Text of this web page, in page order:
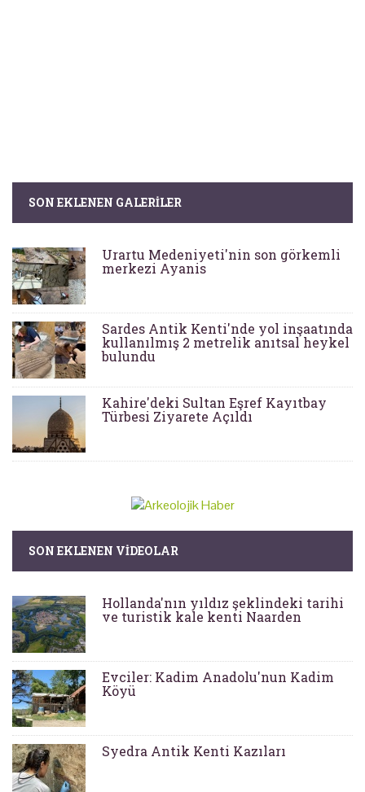
SON EKLENEN GALERILER
Urartu Medeniyeti'nin son görkemli
merkezi Ayanis
Sardes Antik Kenti'nde yol inşaatında
kullanılmış 2 metrelik anıtsal heykel
bulundu
Kahire'deki Sultan Eşref Kayıtbay
Türbesi Ziyarete Açıldı
SON EKLENEN VIDEOLAR
Hollanda'nın yıldız şeklindeki tarihi
ve turistik kale kenti Naarden
Evciler: Kadim Anadolu'nun Kadim
Köyü
Syedra Antik Kenti Kazıları